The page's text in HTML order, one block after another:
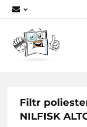
Filtr
NILFISK